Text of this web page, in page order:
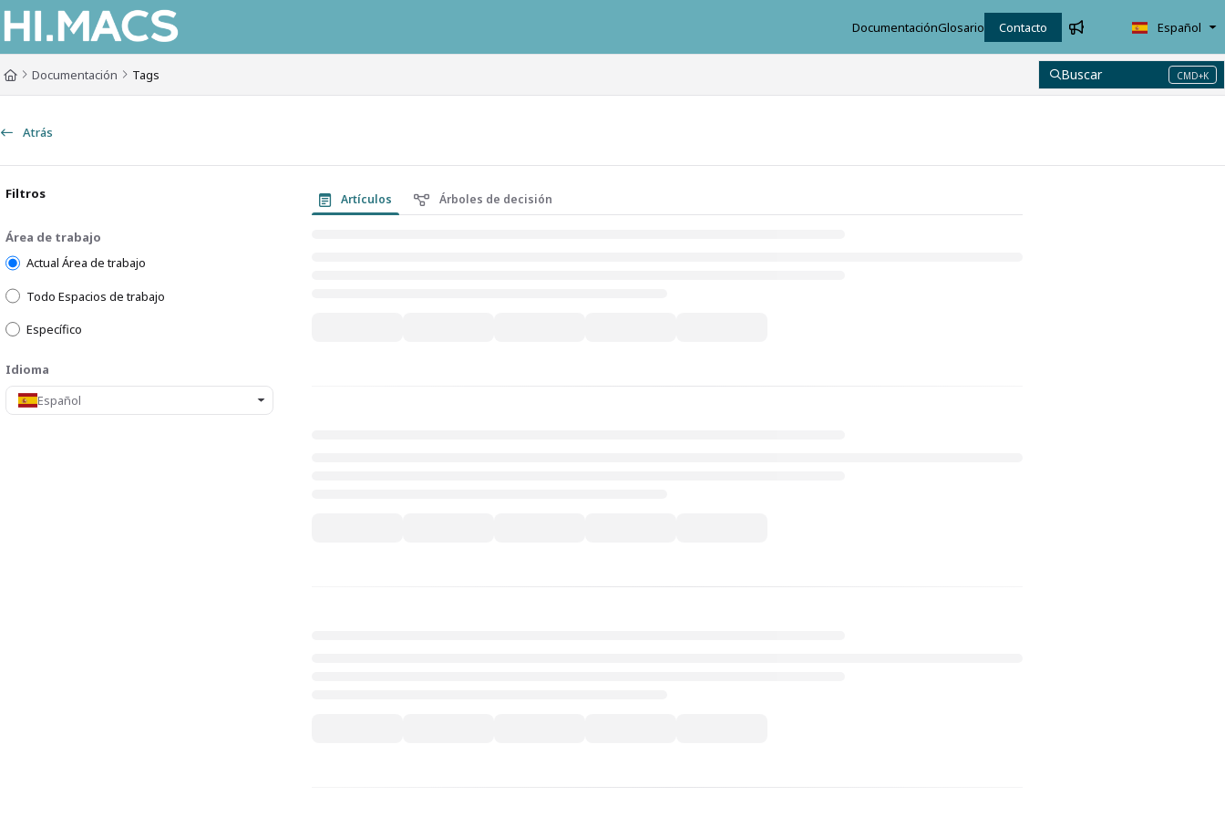
Documentation Index
Fetch the complete documentation index at:
Use this file to discover all available pages before exploring further.
DocumentaciónGlosario Contacto Español
Documentación Tags Buscar CMD+K
Press CMD+K to open search
Atrás
Filtros
Área de trabajo
Actual Área de trabajo
Todo Espacios de trabajo
Específico
Idioma
Español
Artículos Árboles de decisión